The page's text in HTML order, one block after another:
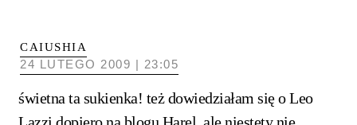
CAIUSHIA
24 LUTEGO 2009 | 23:05
świetna ta sukienka! też dowiedziałam się o Leo